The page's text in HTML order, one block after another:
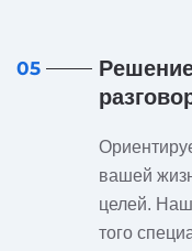
05
вашей
целей.
того